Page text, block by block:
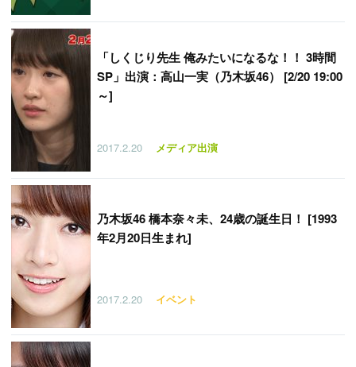
「しくじり先生 俺みたいになるな！！ 3時間
SP」出演：高山一実（乃木坂46） [2/20 19:00
～]
2017.2.20 メディア出演
乃木坂46 橋本奈々未、24歳の誕生日！ [1993
年2月20日生まれ]
2017.2.20 イベント